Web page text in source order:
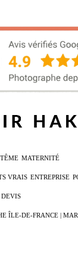
MATERNITÉ
VRAIS ENTREPRISE
DEVIS
ÎLE-DE-FRANCE |